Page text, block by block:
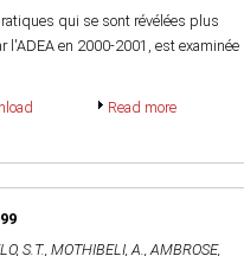
qui se sont révélées plus
l'ADEA en 2000-2001, est examinée
Read more
S.T., MOTHIBELI, A.,AMBROSE,